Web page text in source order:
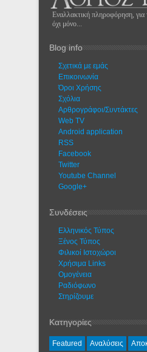
Εναλλακτική πληροφόρηση, για
όχι μόνο...
Blog info
Σχετικά με εμάς
Eπικοινωνία
Όροι Χρήσης
Σχόλια
Αρθρογράφοι/Συντάκτες
Web TV
Android application
RSS
Facebook
Twitter
Youtube Channel
Google+
Συνδέσεις
Ελληνικός Τύπος
Ξένος Τύπος
Φιλικοί Ιστοχώροι
Χρήσιμα Links
Ομογένεια
Ραδιόφωνο
Στηρίζουμε
Κατηγορίες
Featured Αναλύσεις